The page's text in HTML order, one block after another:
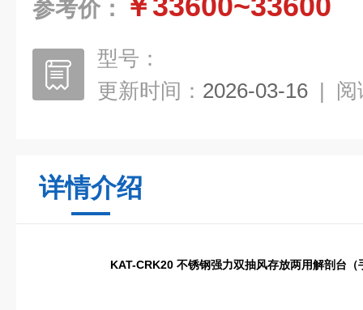
参考价：
型号：
更新时间： 2026-03-16 | 阅
详情介绍
KAT-CRK20 不锈钢强力双抽风存放两用解剖台